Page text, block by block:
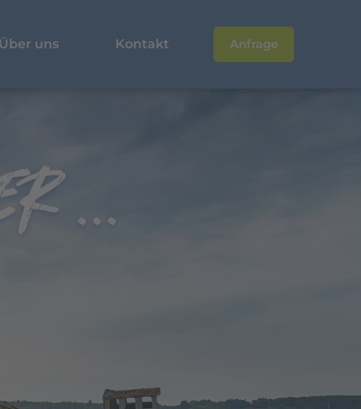
Über uns Kontakt Anfrage